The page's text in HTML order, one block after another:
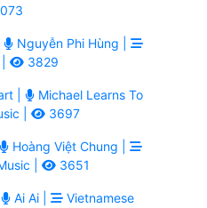
Nguyễn Phi Hùng |
3829
|
Michael Learns To
| 3697
Hoàng Việt Chung |
|
3651
Ai Ai |
Vietnamese